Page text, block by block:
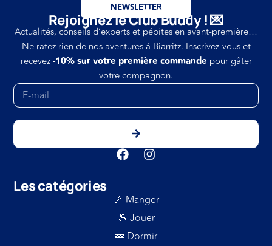
Les catégories
🦴 Manger
🎾 Jouer
💤 Dormir
NEWSLETTER
Rejoignez le Club Buddy ! 💌
Actualités, conseils d’experts et pépites en avant-première…
Ne ratez rien de nos aventures à Biarritz. Inscrivez-vous et
recevez-10% sur votre première commande pour gâter
votre compagnon.